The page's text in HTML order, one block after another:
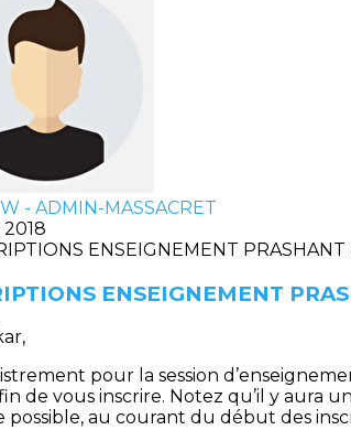
- ADMIN-MASSACRET
ENSEIGNEMENT
pour la session
de vous inscrire. Notez qu’il y aura
possible, au courant du début des